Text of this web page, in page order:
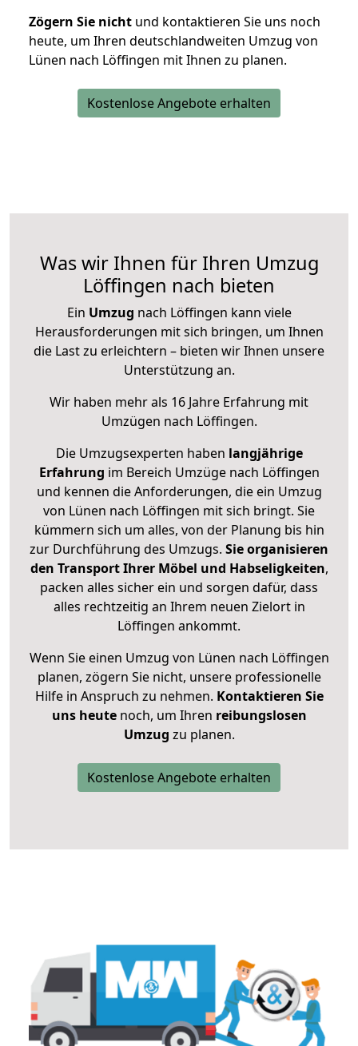
Zögern Sie nicht und kontaktieren Sie uns noch
heute, um Ihren deutschlandweiten Umzug von
Lünen nach Löffingen mit Ihnen zu planen.
Kostenlose Angebote erhalten
Was wir Ihnen für Ihren Umzug
Löffingen nach bieten
Ein Umzug nach Löffingen kann viele
Herausforderungen mit sich bringen, um Ihnen
die Last zu erleichtern – bieten wir Ihnen unsere
Unterstützung an.
Wir haben mehr als 16 Jahre Erfahrung mit
Umzügen nach Löffingen.
Die Umzugsexperten haben langjährige
Erfahrung im Bereich Umzüge nach Löffingen
und kennen die Anforderungen, die ein Umzug
von Lünen nach Löffingen mit sich bringt. Sie
kümmern sich um alles, von der Planung bis hin
zur Durchführung des Umzugs. Sie organisieren
den Transport Ihrer Möbel und Habseligkeiten,
packen alles sicher ein und sorgen dafür, dass
alles rechtzeitig an Ihrem neuen Zielort in
Löffingen ankommt.
Wenn Sie einen Umzug von Lünen nach Löffingen
planen, zögern Sie nicht, unsere professionelle
Hilfe in Anspruch zu nehmen. Kontaktieren Sie
uns heutenoch, um Ihren reibungslosen
Umzug zu planen.
Kostenlose Angebote erhalten